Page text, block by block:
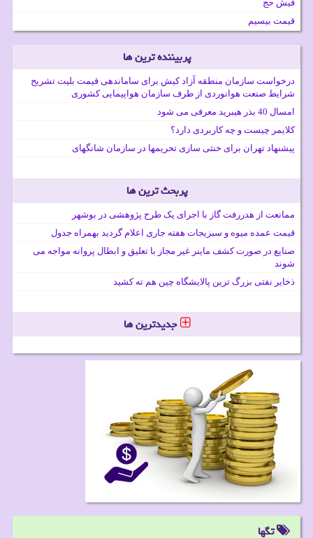
فیش حج
قیمت بیسیم
پربیننده ترین ها
درخواست سازمان منطقه آزاد کیش برای ساماندهی قیمت بلیت تشریح
شرایط صنعت هوانوردی از طرف سازمان هواپیمایی کشوری
امسال 40 بذر هیبرید معرفی می شود
کلایمر چیست و چه کاربردی دارد؟
پیشنهاد تهران برای خنثی سازی تحریمها در سازمان شانگهای
پربحث ترین ها
ممانعت از هدررفت گاز با اجرای یک طرح پژوهشی در بوشهر
قیمت عمده میوه و سبزیجات هفته جاری اعلام گردید بهمراه جدول
صنایع در صورت کشف ماینر غیر مجاز با تعلیق و ابطال پروانه مواجه می
شوند
ذخایر نفتی بزرگ ترین پالایشگاه چین هم ته کشید
جدیدترین ها
تگها